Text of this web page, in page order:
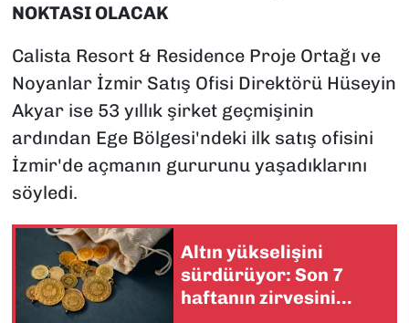
NOKTASI OLACAK
Calista Resort & Residence Proje Ortağı ve
Noyanlar İzmir Satış Ofisi Direktörü Hüseyin
Akyar ise 53 yıllık şirket geçmişinin
ardından Ege Bölgesi'ndeki ilk satış ofisini
İzmir'de açmanın gururunu yaşadıklarını
söyledi.
Altın yükselişini
sürdürüyor: Son 7
haftanın zirvesini